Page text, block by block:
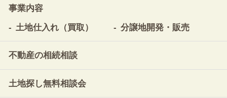
事業内容
土地仕入れ（買取）
分譲地開発・販売
不動産の相続相談
土地探し無料相談会